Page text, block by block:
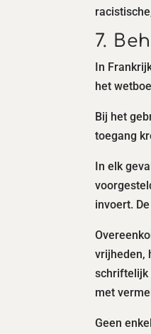
7.
In
het
Bij het
toegang
In elk
invoert.
vrijheden,
schriftelijk
met
Geen